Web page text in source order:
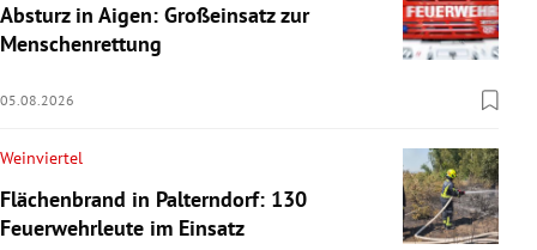
Absturz in Aigen: Großeinsatz zur
Menschenrettung
05.08.2026
Weinviertel
Flächenbrand in Palterndorf: 130
Feuerwehrleute im Einsatz